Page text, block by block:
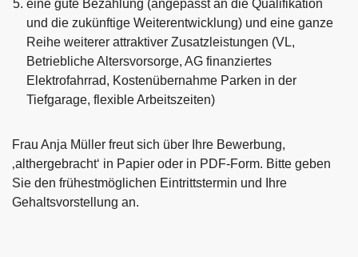
eine gute Bezahlung (angepasst an die Qualifikation
und die zukünftige Weiterentwicklung) und eine ganze
Reihe weiterer attraktiver Zusatzleistungen (VL,
Betriebliche Altersvorsorge, AG finanziertes
Elektrofahrrad, Kostenübernahme Parken in der
Tiefgarage, flexible Arbeitszeiten)
Frau Anja Müller freut sich über Ihre Bewerbung,
‚althergebracht‘ in Papier oder in PDF-Form. Bitte geben
Sie den frühestmöglichen Eintrittstermin und Ihre
Gehaltsvorstellung an.